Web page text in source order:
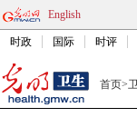
English
时政 国际 时评
首页>